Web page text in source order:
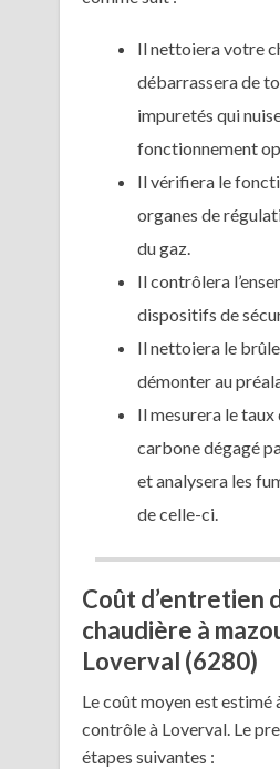
Il nettoiera votre
débarrassera de
impuretés qui
fonctionnement
Il vérifiera le
organes de
du gaz.
Il contrôlera
dispositifs de
Il nettoiera le
démonter au
Il mesurera le
carbone dégagé
et analysera les
de celle-ci.
Coût d’entretien
chaudière à
Loverval (6280)
Le coût moyen est
contrôle à Loverval. Le
étapes suivantes :